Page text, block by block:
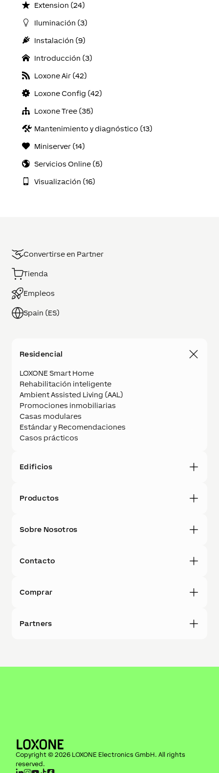
Extension (24)
Iluminación (3)
Instalación (9)
Introducción (3)
Loxone Air (42)
Loxone Config (42)
Loxone Tree (35)
Mantenimiento y diagnóstico (13)
Miniserver (14)
Servicios Online (5)
Visualización (16)
Convertirse en Partner
Tienda
Empleos
Spain (ES)
Residencial
LOXONE Smart Home
Rehabilitación inteligente
Ambient Assisted Living (AAL)
Promociones inmobiliarias
Casas modulares
Estándar y Recomendaciones
Casos prácticos
Edificios
Productos
Sobre Nosotros
Contacto
Comprar
Partners
Copyright © 2026 LOXONE Electronics GmbH. All rights
reserved.